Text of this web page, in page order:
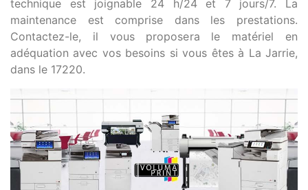
technique est joignable 24 h/24 et 7 jours/7. La
maintenance est comprise dans les prestations.
Contactez-le, il vous proposera le matériel en
adéquation avec vos besoins si vous êtes à La Jarrie,
dans le 17220.